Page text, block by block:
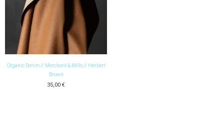
Organic Denim // Merchant & Mills // Herbert
Brown
35,00 €